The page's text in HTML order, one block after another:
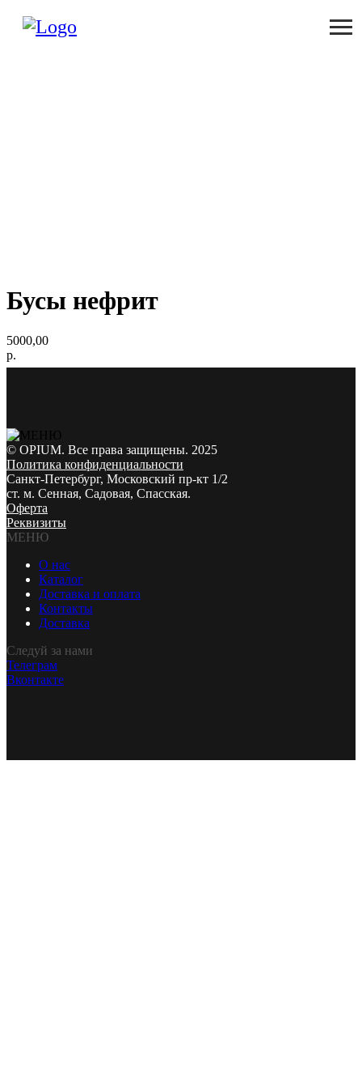
Бусы нефрит
5000,00
р.
© OPIUM. Все права защищены. 2025
Политика конфиденциальности
Санкт-Петербург, Московский пр-кт 1/2
ст. м. Сенная, Садовая, Спасская.
Оферта
Реквизиты
МЕНЮ
О нас
Каталог
Доставка и оплата
Контакты
Доставка
Следуй за нами
Телеграм
Вконтакте